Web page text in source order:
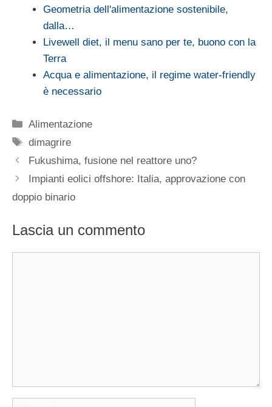
Geometria dell'alimentazione sostenibile,
dalla…
Livewell diet, il menu sano per te, buono con la
Terra
Acqua e alimentazione, il regime water-friendly
è necessario
Categorie
Alimentazione
Tag
dimagrire
Fukushima, fusione nel reattore uno?
Impianti eolici offshore: Italia, approvazione con
doppio binario
Lascia un commento